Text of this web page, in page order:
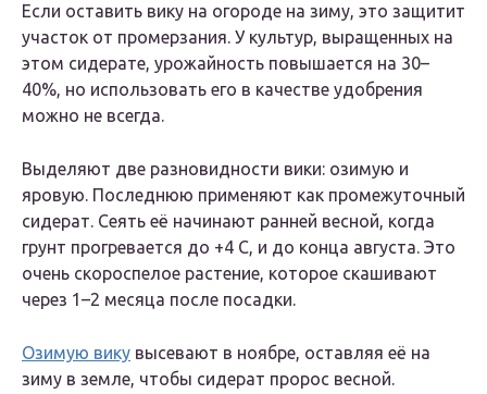
Если оставить вику на огороде на зиму, это защитит
участок от промерзания. У культур, выращенных на
этом сидерате, урожайность повышается на 30–
40%, но использовать его в качестве удобрения
можно не всегда.
Выделяют две разновидности вики: озимую и
яровую. Последнюю применяют как промежуточный
сидерат. Сеять её начинают ранней весной, когда
грунт прогревается до +4 С, и до конца августа. Это
очень скороспелое растение, которое скашивают
через 1–2 месяца после посадки.
Озимую вику высевают в ноябре, оставляя её на
зиму в земле, чтобы сидерат пророс весной.